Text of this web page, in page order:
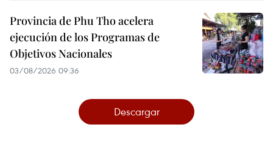
Provincia de Phu Tho acelera
ejecución de los Programas de
Objetivos Nacionales
03/08/2026 09:36
Descargar